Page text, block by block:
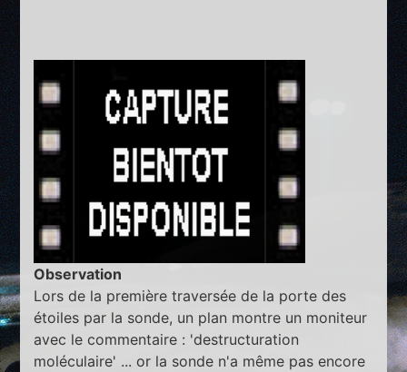
Observation
Lors de la première traversée de la porte des
étoiles par la sonde, un plan montre un moniteur
avec le commentaire : 'destructuration
moléculaire' ... or la sonde n'a même pas encore